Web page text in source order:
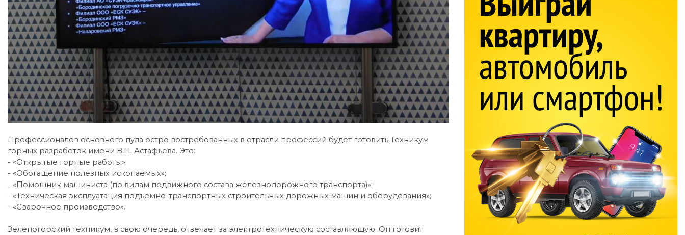
Профессионалов основного пула остро востребованных в отрасли профессий будет готовить Техникум
горных разработок имени В.П. Астафьева. Это:
- «Открытые горные работы»;
- «Обогащение полезных ископаемых»;
- «Помощник машиниста (по видам подвижного состава железнодорожного транспорта)»;
- «Техническая эксплуатация подъёмно-транспортных строительных дорожных машин и оборудования»;
- «Сварочное производство».
Зеленогорский техникум, в свою очередь, отвечает за электротехническую составляющую. Он готовит